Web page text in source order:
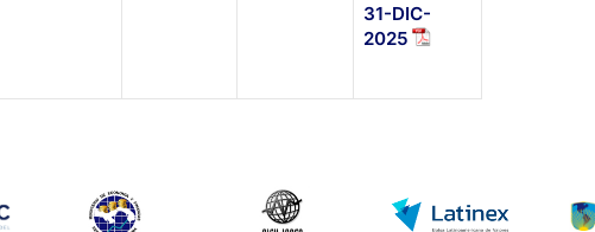
31-DIC-
2025